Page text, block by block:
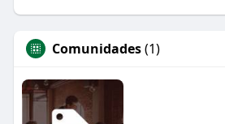
Comunidades(1)